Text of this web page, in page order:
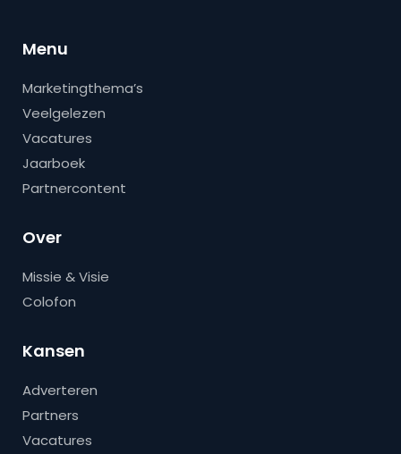
Menu
Marketingthema’s
Veelgelezen
Vacatures
Jaarboek
Partnercontent
Over
Missie & Visie
Colofon
Kansen
Adverteren
Partners
Vacatures